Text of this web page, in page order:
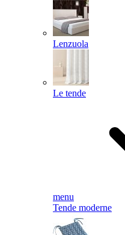
Lenzuola
Le tende
menu
Tende moderne